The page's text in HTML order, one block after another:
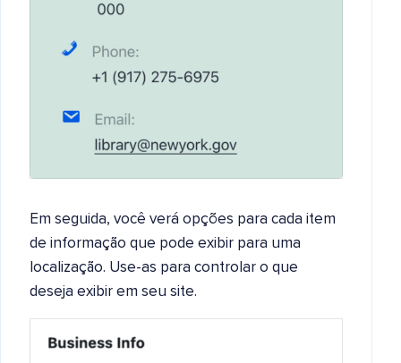
Em seguida, você verá opções para cada item
de informação que pode exibir para uma
localização. Use-as para controlar o que
deseja exibir em seu site.